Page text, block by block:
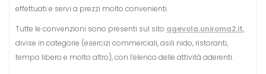
effettuati e servi a prezzi molto convenienti.
Tutte le convenzioni sono presenti sul sito agevola.uniroma2.it,
divise in categorie (esercizi commerciali, asili nido, ristoranti,
tempo libero e molto altro), con l’elenco delle attività aderenti.